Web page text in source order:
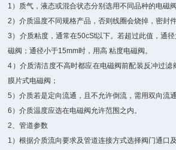
1）质气，液态或混合状态分别选用不同品种的电磁阀
2）介质温度不同规格产品，否则线圈会烧掉，密封
3）介质粘度，通常在50cSt以下。若超过此值，通
磁阀；通径小于15mm时，用高 粘度电磁阀。
4）介质清洁度不高时都应在电磁阀前配装反冲过滤
膜片式电磁阀；
5）介质若是定向流通，且不允许倒流，需用双向流通
6）介质温度应选在电磁阀允许范围之内。
2、管道参数
1）根据介质流向要求及管道连接方式选择阀门通口